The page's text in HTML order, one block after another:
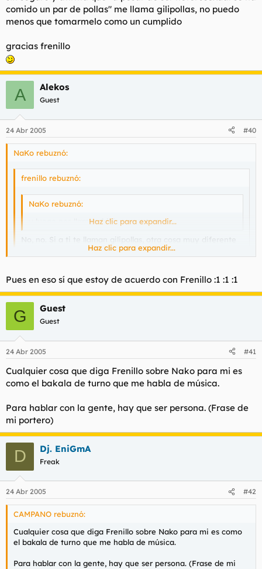
comido un par de pollas" me llama gilipollas, no puedo
menos que tomarmelo como un cumplido
gracias frenillo
A Alekos
Guest
24 Abr 2005 #40
NaKo rebuznó:
frenillo rebuznó:
NaKo rebuznó:
y luego nos llaman frikis a nosotros....
Haz clic para expandir...
No, no. Si a ti te llaman gilipollas, otra cosa muy diferente
es lo que tu entiendasHaz clic para expandir...
seguro y afirma que "a pesar de ser heterosexual se ha comido
un par de pollas" me llama gilipollas, no puedo menos que
tomarmelo como un cumplido
gracias frenillo
Haz clic para expandir...
Pues en eso sí que estoy de acuerdo con Frenillo :1 :1 :1
G Guest
Guest
24 Abr 2005 #41
Cualquier cosa que diga Frenillo sobre Nako para mi es
como el bakala de turno que me habla de música.
Para hablar con la gente, hay que ser persona. (Frase de
mi portero)
D Dj. EniGmA
Freak
24 Abr 2005 #42
CAMPANO rebuznó:
Cualquier cosa que diga Frenillo sobre Nako para mi es como
el bakala de turno que me habla de música.
Para hablar con la gente, hay que ser persona. (Frase de mi